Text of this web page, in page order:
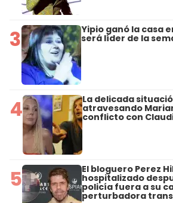
3 Yipio ganó la casa
será líder de la
4 La delicada
atravesando
conflicto con
5 El bloguero Perez
hospitalizado
policía fuera a su
perturbadora